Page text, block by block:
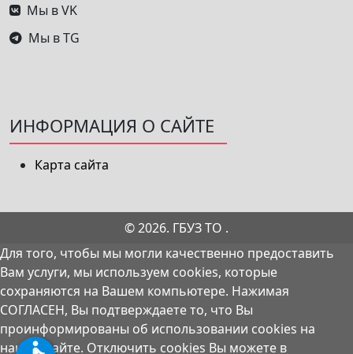
Мы в VK
Мы в TG
ИНФОРМАЦИЯ О САЙТЕ
Карта сайта
© 2026. ГБУЗ ТО .
Для того, чтобы мы могли качественно предоставить
Вам услуги, мы используем cookies, которые
сохраняются на Вашем компьютере. Нажимая
СОГЛАСЕН, Вы подтверждаете то, что Вы
проинформированы об использовании cookies на
нашем сайте. Отключить cookies Вы можете в